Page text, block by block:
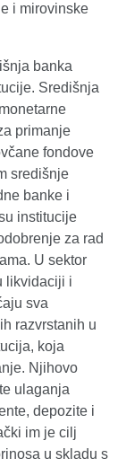
i mirovinske
banka
Središnja
primanje
fondove
središnje
banke i
institucije
za rad
U sektor
likvidaciji i
sva
razvrstanih u
koja
Njihovo
ulaganja
depozite i
im je cilj
u skladu s